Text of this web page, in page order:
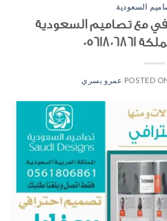
السعودية
مع تصاميم السعودية
POSTED عمرو يسري